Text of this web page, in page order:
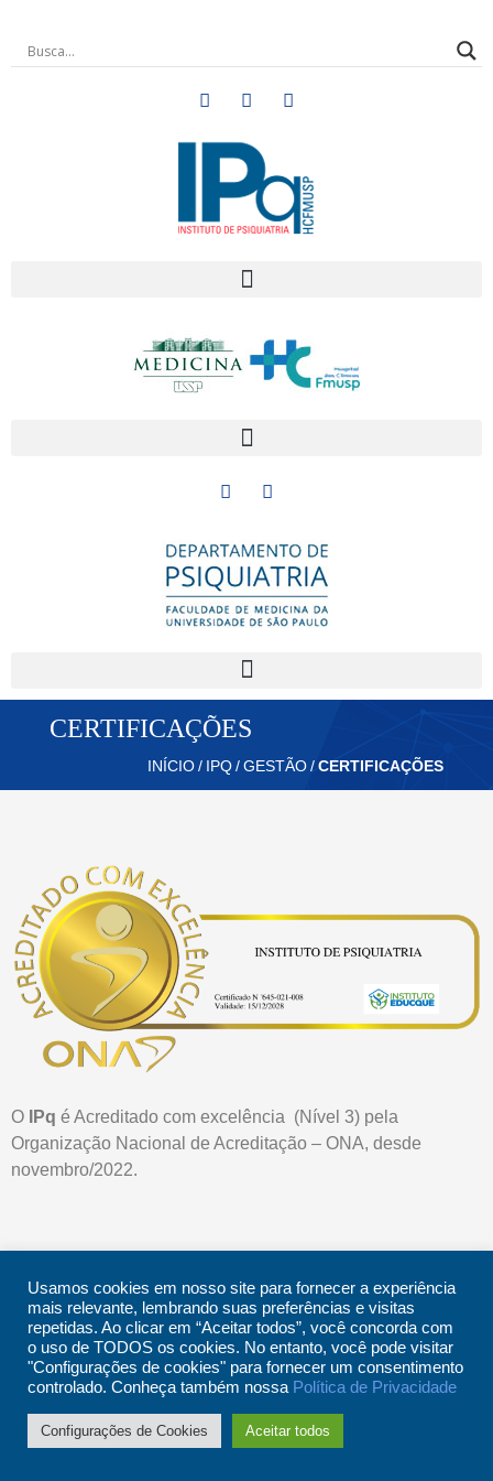
CERTIFICAÇÕES
INÍCIO/ IPQ/GESTÃO/CERTIFICAÇÕES
O IPq é Acreditado com excelência (Nível 3) pela
Organização Nacional de Acreditação – ONA, desde
novembro/2022.
Rua Dr. Ovídio Pires de Campos, 785 | CEP 05403-903 |
São Paulo | SP
© 2026 – Instituto de Psiquiatria do Hospital das Clínicas da
Faculdade de Medicina da Universidade de São Paulo
desenvolvido porEstúdio BASS
Usamos cookies em nosso site para fornecer a experiência
mais relevante, lembrando suas preferências e visitas
repetidas. Ao clicar em “Aceitar todos”, você concorda com
o uso de TODOS os cookies. No entanto, você pode visitar
"Configurações de cookies" para fornecer um consentimento
controlado. Conheça também nossa Política de Privacidade
Configurações de Cookies Aceitar todos